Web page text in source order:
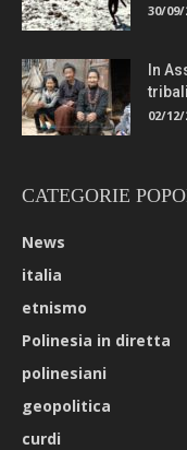
30/09/
In
tribali
02/12/
CATEGORIE
News
italia
etnismo
Polinesia in diretta
polinesiani
geopolitica
curdi